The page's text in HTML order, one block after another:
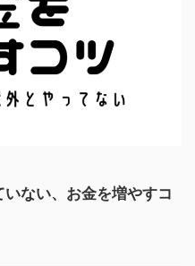
いない、お金を増やすコ